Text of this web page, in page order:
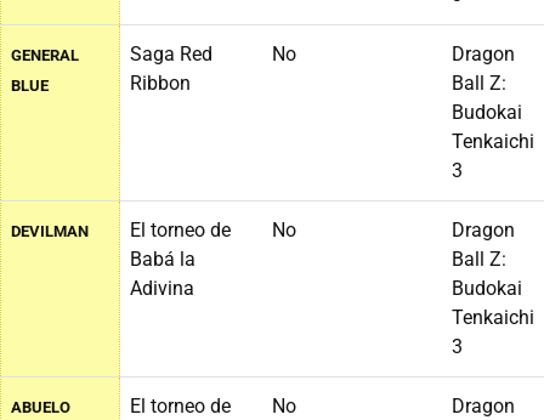
GENERAL
BLUE
Saga Red
Ribbon
No
Dragon
Ball Z:
Budokai
Tenkaichi
3
DEVILMAN
El torneo de
Babá la
Adivina
No
Dragon
Ball Z:
Budokai
Tenkaichi
3
ABUELO
El torneo de
No
Dragon